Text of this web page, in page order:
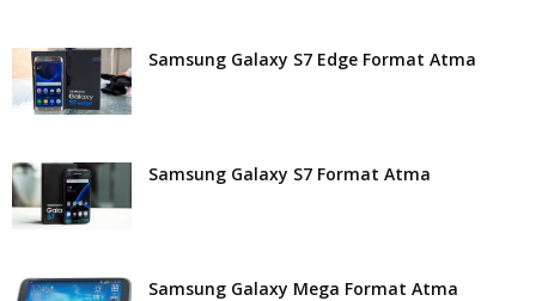
Samsung Galaxy S7 Edge Format Atma
Samsung Galaxy S7 Format Atma
Samsung Galaxy Mega Format Atma